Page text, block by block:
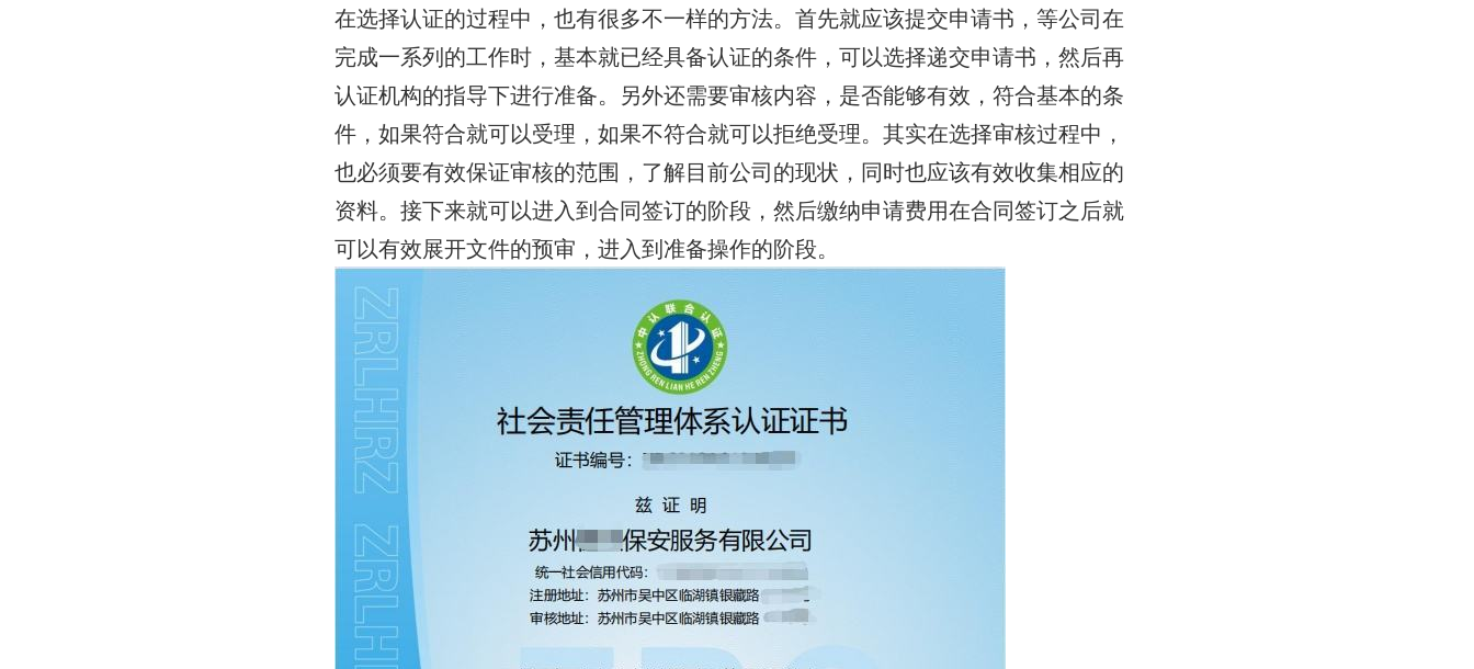
在选择认证的过程中，也有很多不一样的方法。首先就应该提交申请书，等公司在
完成一系列的工作时，基本就已经具备认证的条件，可以选择递交申请书，然后再
认证机构的指导下进行准备。另外还需要审核内容，是否能够有效，符合基本的条
件，如果符合就可以受理，如果不符合就可以拒绝受理。其实在选择审核过程中，
也必须要有效保证审核的范围，了解目前公司的现状，同时也应该有效收集相应的
资料。接下来就可以进入到合同签订的阶段，然后缴纳申请费用在合同签订之后就
可以有效展开文件的预审，进入到准备操作的阶段。